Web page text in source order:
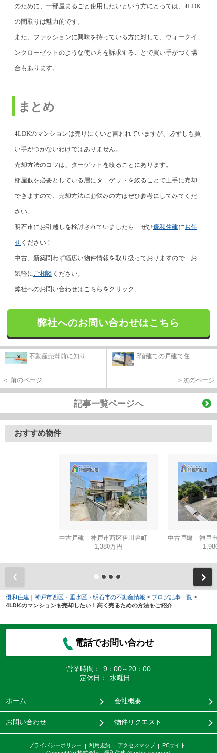
のために、一部屋まるごと使用したいという方にとっては、4LDK
の間取りは魅力的です。
また、ファッションに興味を持っている方に対して、ウォークイ
ンクローゼットのような使い方を訴求することで買い手がつく場
合もあります。
まとめ
4LDKのマンションは売りにくいと言われていますが、必ずしも買
い手がつかないわけではありません。
売却方法のコツは、ターゲットを絞ることにあります。
部屋数を必要としている層にターゲットを絞ることで上手に売却
できますので、売却方法にお悩みの方はぜひ参考にしてみてくだ
さい。
明石市にお引越しを検討されていましたら、ぜひ優和住建にお任
せ ください！
中古、新築問わず幅広い物件情報を取り扱っておりますので、お
気軽にご相談 ください。
弊社へのお問い合わせはこちらをクリック↓
弊社へのお問い合わせはこちら
不動産売却前に知り...
＜ 前のページ
3階建ての戸建て住...
＞次のページ
記事一覧ページへ
おすすめ物件
中古戸建 神戸市西区伊川谷町有瀬
1,380万円
優和住建｜神戸市西区・垂水区・明石市の不動産情報 > ブログ記事一覧 >
4LDKのマンションを売却したい！高く売るための方法をご紹介
電話でお問い合わせ
営業時間：
9：00～20：00
定休日：
水曜日
ホーム 会社概要
お問い合わせ 物件リクエスト
プライバシーポリシー 利用規約 アクセスマップ
PCサイト